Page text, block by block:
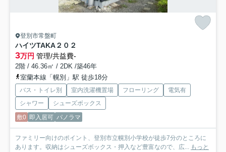
登別市常盤町
ハイツTAKA２０２
3万円 管理/共益費-
2階 / 46.36㎡ / 2DK /築46年
室蘭本線「幌別」駅 徒歩18分
バス・トイレ別 室内洗濯機置場 フローリング
電気有
シャワー
シューズボックス
敷0 即入居可 パノラマ
ファミリー向けのポイント、登別市立幌別小学校が徒歩7分のところに
あります。収納はシューズボックス・押入など豊富なので、広... もっと